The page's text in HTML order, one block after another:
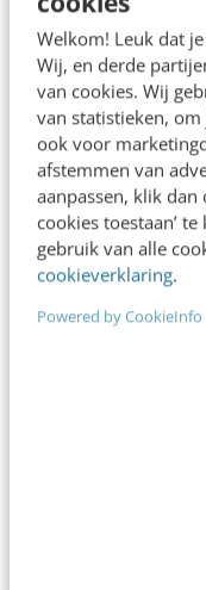
Welkom! Leuk dat
Wij, en derde
van cookies. Wij
van statistieken,
ook voor
afstemmen van
aanpassen, klik dan
cookies toestaan’
gebruik van alle
cookieverklaring.
Powered by CookieInfo
SOCIAL
Waarom je
socialmedia-
YouTube
streamingwereld